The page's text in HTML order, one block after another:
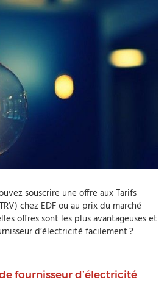
souscrire une offre aux Tarifs
chez EDF ou au prix du marché
offres sont les plus avantageuses et
d’électricité facilement ?
fournisseur d’électricité